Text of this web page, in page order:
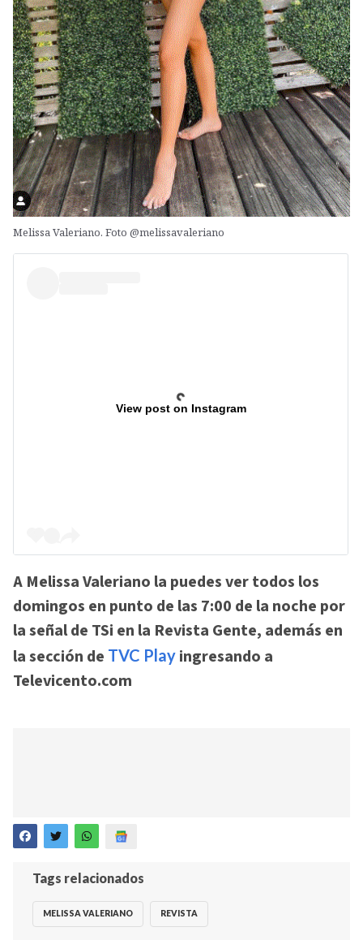
Melissa Valeriano. Foto @melissavaleriano
View post on Instagram
A Melissa Valeriano la puedes ver todos los
domingos en punto de las 7:00 de la noche por
la señal de TSi en la Revista Gente, además en
la sección de TVC Play ingresando a
Televicento.com
Tags relacionados
MELISSA VALERIANO REVISTA